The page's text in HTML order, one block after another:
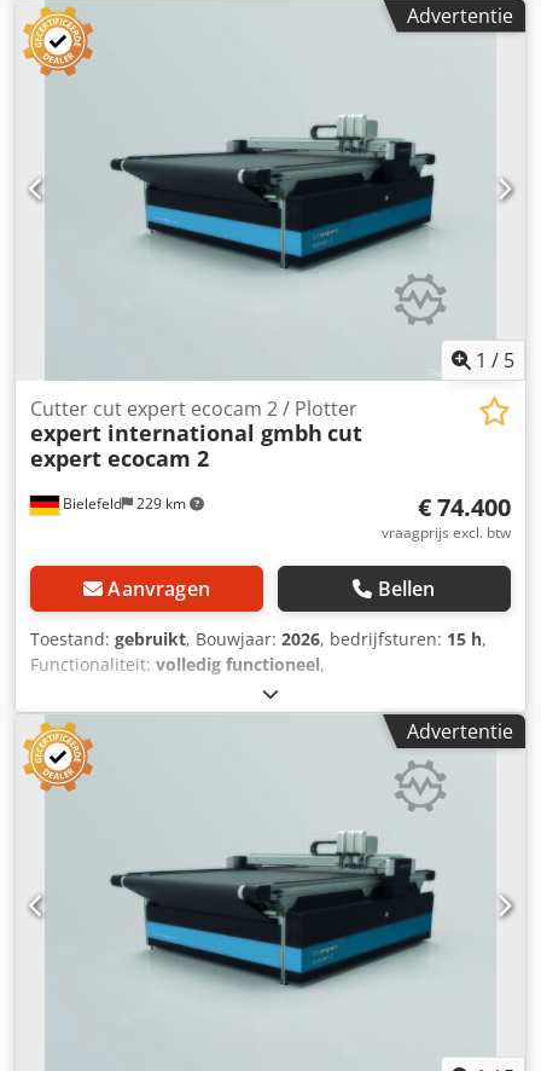
Pad Printing Machine "Used for Pad Printing of PIA on son-
tubes and on shaped products" Manufacturer: IP Printing
International Belgium Model: Slider 160 GPC+P 290 GPC
Simatic Tough Pannel Inclusief pallet met gereedschap en
extra onderdelen Dcsdsw H Naajpfx Am Esk
Advertentie
1 / 5
Bielefeld 229 km
Cutter cut expert ecocam 2 / Plotter
expert international gmbh cut
expert ecocam 2
€ 74.400
vraagprijs excl. btw
Aanvragen Bellen
Toestand: gebruikt, Bouwjaar: 2026, bedrijfsturen: 15 h,
Functionaliteit: volledig functioneel,
204065
mm, totale hoogte:3.300 mm, Gebruikte machine CNC-
cutter/plotter Snijvlak in X en Y: 2.500 x 2.100 mm
Multifunctioneel CAM-snijsysteem met CNC-mes-
technologie voor 2D-snijden van leer, textiel, technische
stoffen, schuim en andere vlakke, semi-flexibele of stijve,
niet-metalen materialen. Uitrusting van de gebruikte
machine: • 1 snijbrug en 1 multifunctionele
gereedschapskop De machine wordt geleverd met een
aangedreven rondmes, een elektrisch oscillerend mes en
een freeskop (inclusief afzuiginstallatie) • Multifunctionele
gereedschapskop voor het opnemen van maximaal 3
verwisselbare gereedschappen • Krachtige
Advertentie